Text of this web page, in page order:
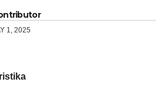
1, 2025